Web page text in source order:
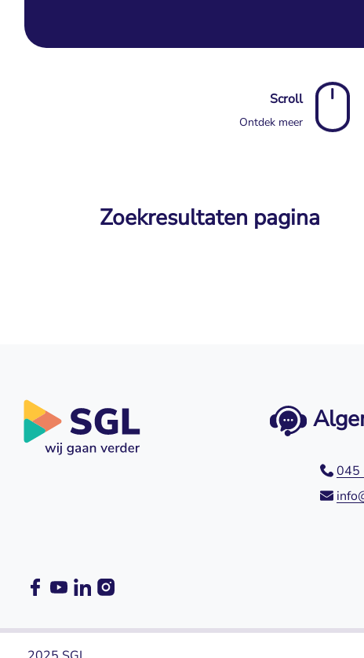
Scroll
Ontdek meer
Zoekresultaten pagina
045